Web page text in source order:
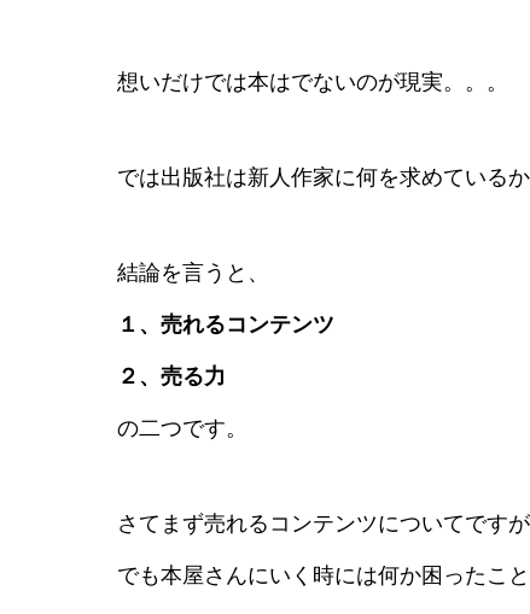
想いだけでは本はでないのが現実。。。
では出版社は新人作家に何を求めている
結論を言うと、
１、売れるコンテンツ
２、売る力
の二つです。
さてまず売れるコンテンツについてです
でも本屋さんにいく時には何か困ったこ